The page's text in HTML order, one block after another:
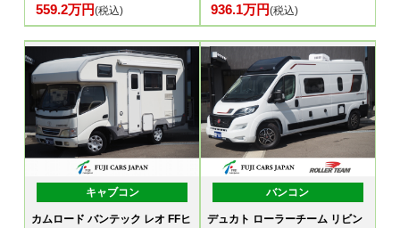
559.2万円(税込) 936.1万円(税込)
キャブコン
カムロード バンテック レオ FFヒ
バンコン
デュカト ローラーチーム リビン